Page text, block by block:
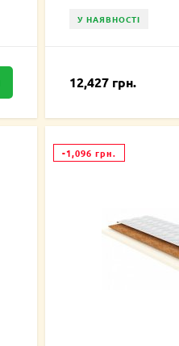
У НАЯВНОСТІ
12,427 грн.
-1,096 грн.